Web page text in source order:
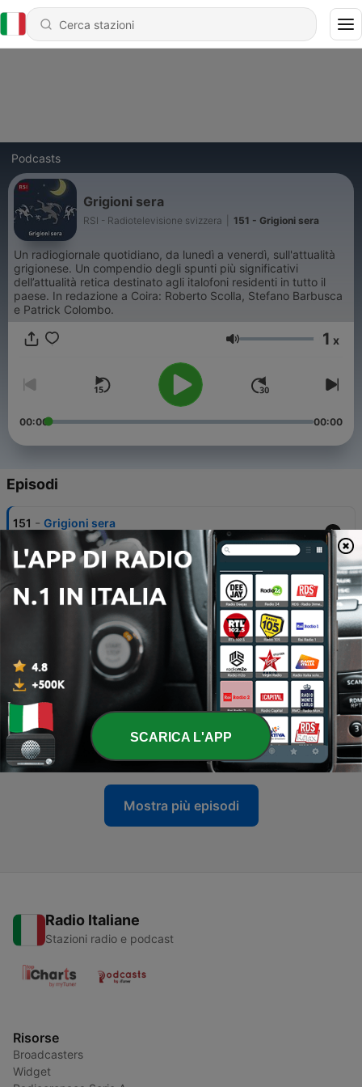
Podcasts
Grigioni sera
RSI - Radiotelevisione svizzera 151 - Grigioni sera
Un radiogiornale quotidiano, da lunedì a venerdì, sull'attualità
grigionese. Un compendio degli spunti più significativi
dell’attualità retica destinato agli italofoni residenti in tutto il
paese. In redazione a Coira: Roberto Scolla, Stefano Barbusca
e Patrick Colombo.
Volume 1 x
00:00 00:00
Episodi
151 - Grigioni sera
06 Ago 2026
150
05 Ago 2026
Grigioni sera
148 - Grigioni sera
147 - Grigioni sera
31 Lug 2026
Mostra più episodi
Radio Italiane
Stazioni radio e podcast
Risorse
Broadcasters
Widget
SCARICA L'APP